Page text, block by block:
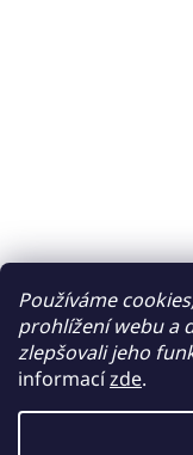
Používáme
prohlížení webu a
zlepšovali jeho
informacízde.